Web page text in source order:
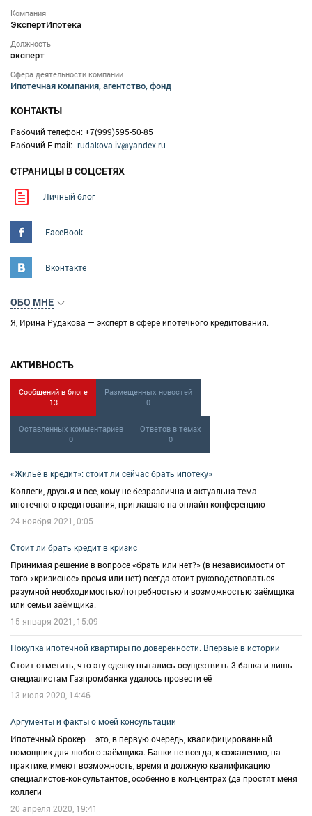
Компания
ЭкспертИпотека
Должность
эксперт
Сфера деятельности компании
Ипотечная компания, агентство, фонд
КОНТАКТЫ
Рабочий телефон: +7(999)595-50-85
Рабочий E-mail: rudakova.iv@yandex.ru
СТРАНИЦЫ В СОЦСЕТЯХ
Личный блог
FaceBook
Вконтакте
ОБО МНЕ
Я, Ирина Рудакова — эксперт в сфере ипотечного кредитования.
Строительства и Ипотечного Кредитования (МАИФ)
руководитель проекта expert.ipoteka
действительный член Международной Академии ипотеки и
недвижимости
лауреат национальной премии "ЭКСПЕРТ РЫНКА НЕДВИЖИМОСТИ" в
номинации "за проведение уникальных международных и
межрегиональных сделок с недвижимостью" и обладатель золотого
знака "ЭКСПЕРТ РЫНКА НЕДВИЖИМОСТИ"
Информация в моем блоге будет интересна как физ., так и юрид. лицам.
Для того, чтобы у вас не осталось сомнений в моей компетентности,
расскажу немного о своих опыте и знаниях.
✔ более 20 лет я работаю и непосредственно участвую в становлении
ипотечного кредитования в России;
✔ обладаю столь же весомым опытом работы в банках и
рефинансирующих организациях, в первую очередь, в едином институте
✔ участвовала в разработке и внедрении социально значимых
ученые - молодые учителя - арендное жильё - переезд - военная ипотека;
✔ читала лекции на курсах повышения квалификации на базе ведущих
ВУЗов РФ;
✔ 10 лет возглавляла основные операционные направления, в том
андеррайтинг - риск-анализ - В2В взаимодействие;
✔ у меня два высших образования: техническое и экономическое, плюс
многочисленные курсы повышения квалификации, включая курс
"управление проектами", программы mini-MBA "Производственный
менеджмент" на базе международной академии бизнеса.
АКТИВНОСТЬ
Сообщений в блоге
13
Размещенных новостей
0
Оставленных комментариев
0
Ответов в темах
0
«Жильё в кредит»: стоит ли сейчас брать ипотеку»
Коллеги, друзья и все, кому не безразлична и актуальна тема
ипотечного кредитования, приглашаю на онлайн конференцию
24 ноября 2021, 0:05
Стоит ли брать кредит в кризис
Принимая решение в вопросе «брать или нет?» (в независимости от
того «кризисное» время или нет) всегда стоит руководствоваться
разумной необходимостью/потребностью и возможностью заёмщика
или семьи заёмщика.
15 января 2021, 15:09
Покупка ипотечной квартиры по доверенности. Впервые в истории
Стоит отметить, что эту сделку пытались осуществить 3 банка и лишь
специалистам Газпромбанка удалось провести её
13 июля 2020, 14:46
Аргументы и факты о моей консультации
Ипотечный брокер – это, в первую очередь, квалифицированный
помощник для любого заёмщика. Банки не всегда, к сожалению, на
практике, имеют возможность, время и должную квалификацию
специалистов-консультантов, особенно в кол-центрах (да простят меня
коллеги
20 апреля 2020, 19:41